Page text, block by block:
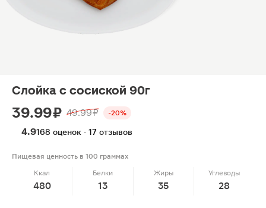
Слойка с сосиской 90г
39.99 ₽ 49.99 ₽ -20%
4.9168 оценок · 17 отзывов
Пищевая ценность в 100 граммах
Ккал
480
Белки
13
Жиры
35
Углеводы
28